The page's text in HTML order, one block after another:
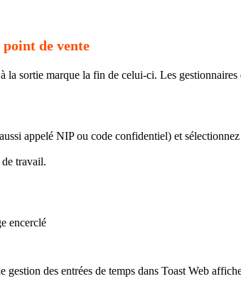
de vente
sortie marque la fin de celui-ci. Les
appelé NIP ou code confidentiel) et sélectionnez
travail.
des entrées de temps dans Toast Web